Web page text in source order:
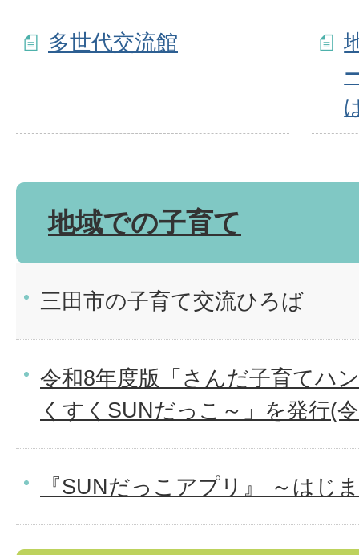
多世代交流館
地域での子育て
三田市の子育て交流ひろば
令和8年度版「さんだ子育てハ
くすくSUNだっこ～」を発行(
『SUNだっこアプリ』 ～はじ